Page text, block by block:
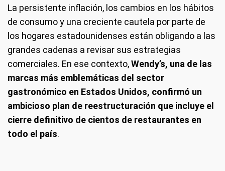
La persistente inflación, los cambios en los hábitos
de consumo y una creciente cautela por parte de
los hogares estadounidenses están obligando a las
grandes cadenas a revisar sus estrategias
comerciales. En ese contexto,Wendy’s, una de las
marcas más emblemáticas del sector
gastronómico en Estados Unidos, confirmó un
ambicioso plan de reestructuración que incluye el
cierre definitivo de cientos de restaurantes en
todo el país.